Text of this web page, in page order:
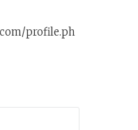
profile.ph